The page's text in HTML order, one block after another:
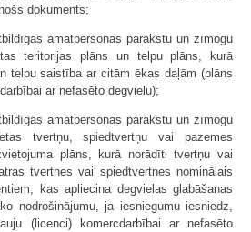
dokuments;
amatpersonas parakstu un zīmogu
teritorijas plāns un telpu plāns, kurā
telpu saistība ar citām ēkas daļām (plāns
ar nefasēto degvielu);
amatpersonas parakstu un zīmogu
tvertņu, spiedtvertņu vai pazemes
plāns, kurā norādīti tvertņu vai
tvertnes vai spiedtvertnes nominālais
kas apliecina degvielas glabāšanas
nodrošinājumu, ja iesniegumu iesniedz,
(licenci) komercdarbībai ar nefasēto